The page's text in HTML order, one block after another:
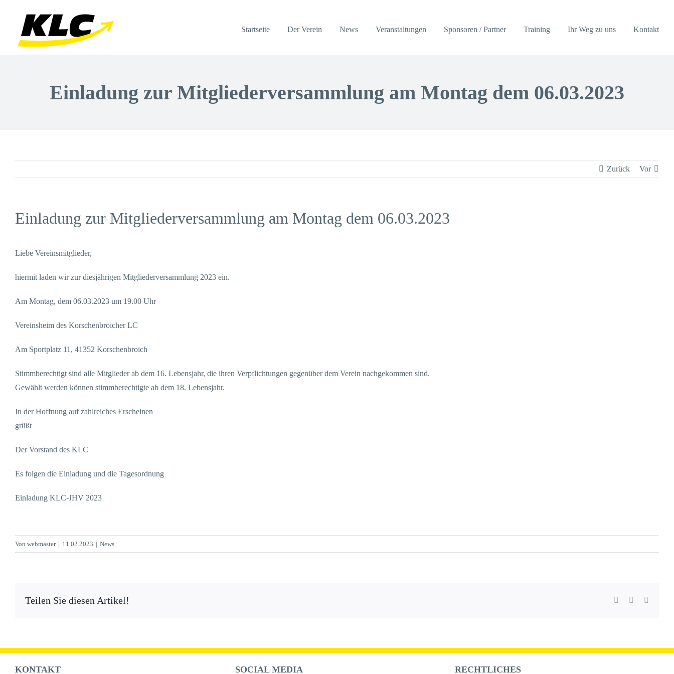
springen
Startseite Der Verein News Veranstaltungen Sponsoren / Partner Training Ihr Weg zu uns Kontakt
Einladung zur Mitgliederversammlung am Montag dem 06.03.2023
Zurück Vor
Einladung zur Mitgliederversammlung am Montag dem 06.03.2023
Liebe Vereinsmitglieder,
hiermit laden wir zur diesjährigen Mitgliederversammlung 2023 ein.
Am Montag, dem 06.03.2023 um 19.00 Uhr
Vereinsheim des Korschenbroicher LC
Am Sportplatz 11, 41352 Korschenbroich
Stimmberechtigt sind alle Mitglieder ab dem 16. Lebensjahr, die ihren Verpflichtungen gegenüber dem Verein nachgekommen sind.
Gewählt werden können stimmberechtigte ab dem 18. Lebensjahr.
In der Hoffnung auf zahlreiches Erscheinen
grüßt
Der Vorstand des KLC
Es folgen die Einladung und die Tagesordnung
Einladung KLC-JHV 2023
Von webmaster | 11.02.2023 | News
Teilen Sie diesen Artikel! FacebookWhatsApp
KONTAKT SOCIAL MEDIA RECHTLICHES